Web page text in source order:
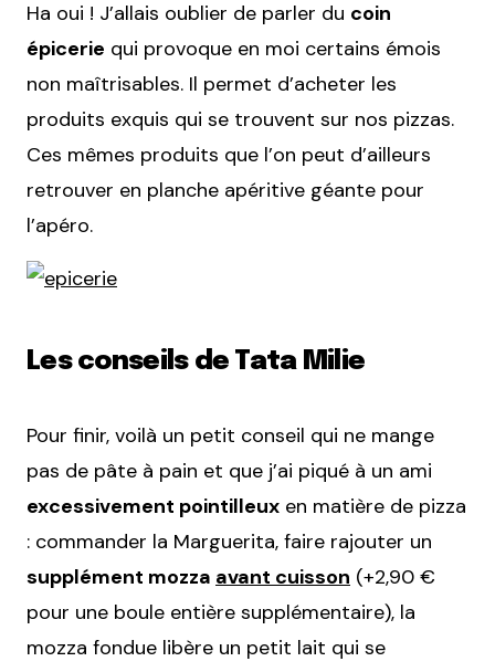
Ha oui ! J’allais oublier de parler du coin
épicerie qui provoque en moi certains émois
non maîtrisables. Il permet d’acheter les
produits exquis qui se trouvent sur nos pizzas.
Ces mêmes produits que l’on peut d’ailleurs
retrouver en planche apéritive géante pour
l’apéro.
Les conseils de Tata Milie
Pour finir, voilà un petit conseil qui ne mange
pas de pâte à pain et que j’ai piqué à un ami
excessivement pointilleux en matière de pizza
: commander la Marguerita, faire rajouter un
supplément mozza avant cuisson (+2,90 €
pour une boule entière supplémentaire), la
mozza fondue libère un petit lait qui se